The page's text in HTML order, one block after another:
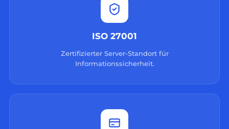
ISO 27001
Zertifizierter Server-Standort für
Informationssicherheit.